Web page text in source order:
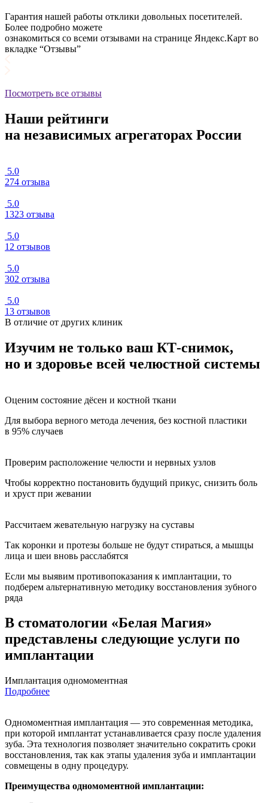
Гарантия нашей работы отклики довольных посетителей.
Более подробно можете
ознакомиться со всеми отзывами на странице Яндекс.Карт во
вкладке “Отзывы”
Посмотреть все отзывы
Наши рейтинги
на независимых агрегаторах России
5.0
274 отзыва
5.0
1323 отзыва
5.0
12 отзывов
5.0
302 отзыва
5.0
13 отзывов
В отличие от других клиник
Изучим не только ваш КТ-снимок,
но и здоровье всей челюстной системы
Оценим состояние дёсен и костной ткани
Для выбора верного метода лечения, без костной пластики
в 95% случаев
Проверим расположение челюсти и нервных узлов
Чтобы корректно постановить будущий прикус, снизить боль
и хруст при жевании
Рассчитаем жевательную нагрузку на суставы
Так коронки и протезы больше не будут стираться, а мышцы
лица и шеи вновь расслабятся
Если мы выявим противопоказания к имплантации, то
подберем альтернативную методику восстановления зубного
ряда
В стоматологии «Белая Магия»
представлены следующие услуги по
имплантации
Имплантация одномоментная
Подробнее
Одномоментная имплантация — это современная методика,
при которой имплантат устанавливается сразу после удаления
зуба. Эта технология позволяет значительно сократить сроки
восстановления, так как этапы удаления зуба и имплантации
совмещены в одну процедуру.
Преимущества одномоментной имплантации: